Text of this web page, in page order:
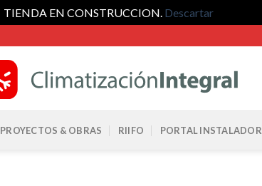
TIENDA EN CONSTRUCCION. Descartar
PROYECTOS & OBRAS RIIFO PORTAL INSTALADOR